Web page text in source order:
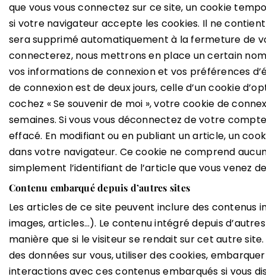
que vous vous connectez sur ce site, un cookie
si votre navigateur accepte les cookies. Il ne
sera supprimé automatiquement à la fermeture de
connecterez, nous mettrons en place un certain
vos informations de connexion et vos préférences
de connexion est de deux jours, celle d’un cookie
cochez « Se souvenir de moi », votre cookie de
semaines. Si vous vous déconnectez de votre
effacé. En modifiant ou en publiant un article, un
dans votre navigateur. Ce cookie ne comprend
simplement l’identifiant de l’article que vous venez
Contenu embarqué depuis d’autres sites
Les articles de ce site peuvent inclure des contenus
images, articles…). Le contenu intégré depuis
manière que si le visiteur se rendait sur cet autre
des données sur vous, utiliser des cookies,
interactions avec ces contenus embarqués si vous